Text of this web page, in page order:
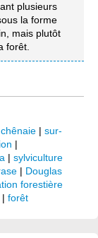
plusieurs
la forme
mais plutôt
forêt.
chênaie | sur-
|
| sylviculture
| Douglas
forestière
| forêt